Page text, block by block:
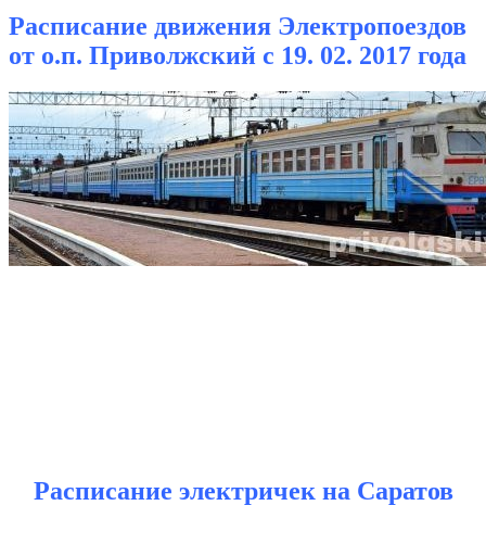
Расписание движения Электропоездов
от о.п. Приволжский с 19. 02. 2017 года
Расписание электричек на Саратов